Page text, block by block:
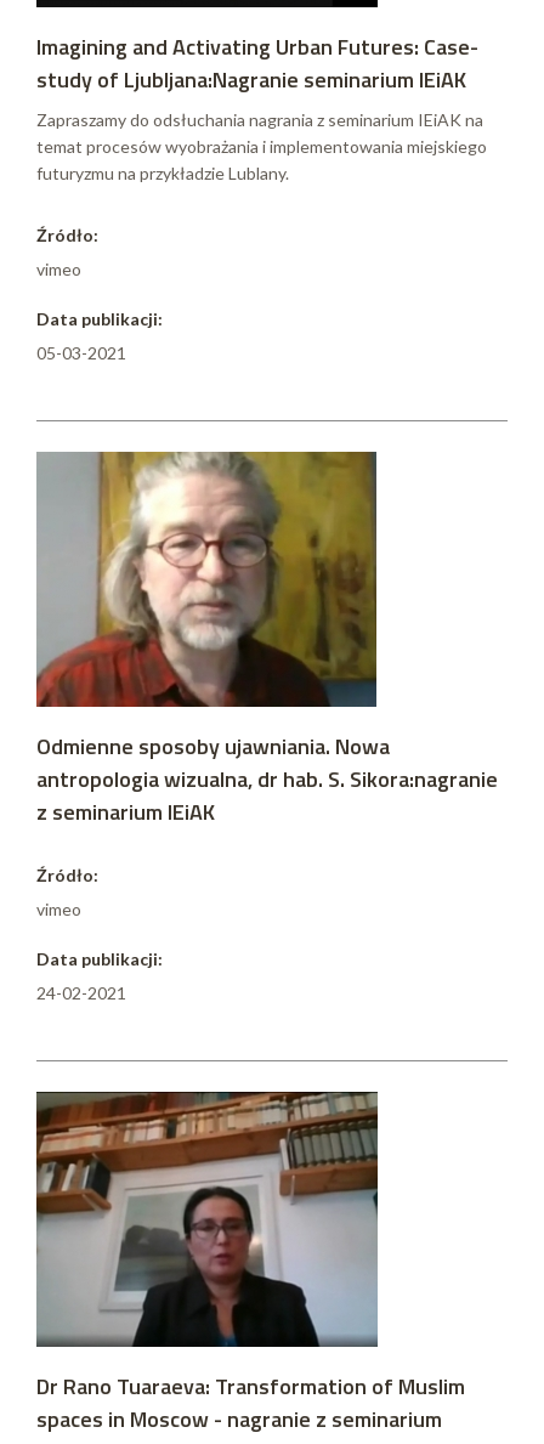
Imagining and Activating Urban Futures: Case-
study of Ljubljana:Nagranie seminarium IEiAK
Zapraszamy do odsłuchania nagrania z seminarium IEiAK na
temat procesów wyobrażania i implementowania miejskiego
futuryzmu na przykładzie Lublany.
Źródło:
vimeo
Data publikacji:
05-03-2021
Odmienne sposoby ujawniania. Nowa
antropologia wizualna, dr hab. S. Sikora:nagranie
z seminarium IEiAK
Źródło:
vimeo
Data publikacji:
24-02-2021
Dr Rano Tuaraeva: Transformation of Muslim
spaces in Moscow - nagranie z seminarium